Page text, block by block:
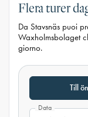
Flera turer
Da Stavsnäs puoi
Waxholmsbolaget
giorno.
Till ön
Data